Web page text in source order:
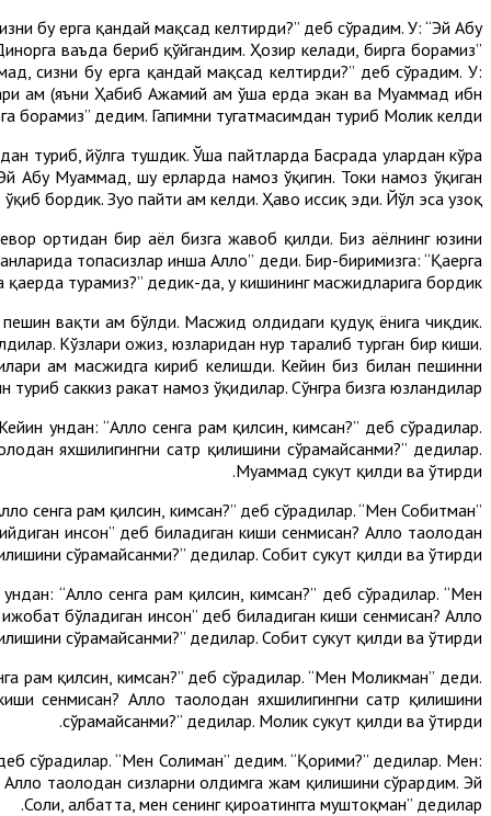
бу ерга қандай мақсад келтирди?” деб сўрадим. У: “Эй Абу
ваъда бериб қўйгандим. Ҳозир келади, бирга борамиз”
сизни бу ерга қандай мақсад келтирди?” деб сўрадим. У:
ҳам (яъни Ҳабиб Ажамий ҳам ўша ерда экан ва Муҳаммад ибн
борамиз” дедим. Гапимни тугатмасимдан туриб Молик келди.
туриб, йўлга тушдик. Ўша пайтларда Басрада улардан кўра
Абу Муҳаммад, шу ерларда намоз ўқигин. Токи намоз ўқиган
бордик. Зуҳо пайти ҳам келди. Ҳаво иссиқ эди. Йўл эса узоқ.
ортидан бир аёл бизга жавоб қилди. Биз аёлнинг юзини
топасизлар инша Аллоҳ” деди. Бир-биримизга: “Қаерга
турамиз?” дедик-да, у кишининг масжидларига бордик.
вақти ҳам бўлди. Масжид олдидаги қудуқ ёнига чиқдик.
Кўзлари ожиз, юзларидан нур таралиб турган бир киши.
ҳам масжидга кириб келишди. Кейин биз билан пешинни
саккиз ракат намоз ўқидилар. Сўнгра бизга юзландилар.
ундан: “Аллоҳ сенга раҳм қилсин, кимсан?” деб сўрадилар.
яхшилигингни сатр қилишини сўрамайсанми?” дедилар.
Муҳаммад сукут қилди ва ўтирди.
сенга раҳм қилсин, кимсан?” деб сўрадилар. “Мен Собитман”
инсон” деб биладиган киши сенмисан? Аллоҳ таолодан
сўрамайсанми?” дедилар. Собит сукут қилди ва ўтирди.
“Аллоҳ сенга раҳм қилсин, кимсан?” деб сўрадилар. “Мен
бўладиган инсон” деб биладиган киши сенмисан? Аллоҳ
сўрамайсанми?” дедилар. Собит сукут қилди ва ўтирди.
раҳм қилсин, кимсан?” деб сўрадилар. “Мен Моликман” деди.
сенмисан? Аллоҳ таолодан яхшилигингни сатр қилишини
сўрамайсанми?” дедилар. Молик сукут қилди ва ўтирди.
сўрадилар. “Мен Солиҳман” дедим. “Қорими?” дедилар. Мен:
таолодан сизларни олдимга жам қилишини сўрардим. Эй
Солиҳ, албатта, мен сенинг қироатингга муштоқман” дедилар.